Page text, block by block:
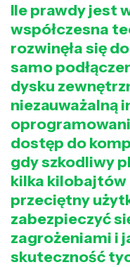
Ile prawdy jest
współczesna
rozwinęła się
samo
dysku
niezauważalną
dostęp do
gdy szkodliwy
kilka kilobajtów
przeciętny
zabezpieczyć
zagrożeniami i
skuteczność